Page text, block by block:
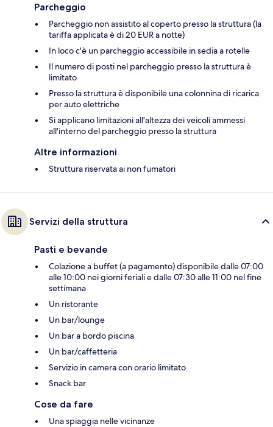
Parcheggio
Parcheggio non assistito al coperto presso la struttura (la
tariffa applicata è di 20 EUR a notte)
In loco c'è un parcheggio accessibile in sedia a rotelle
Il numero di posti nel parcheggio presso la struttura è
limitato
Presso la struttura è disponibile una colonnina di ricarica
per auto elettriche
Si applicano limitazioni all'altezza dei veicoli ammessi
all'interno del parcheggio presso la struttura
Altre informazioni
Struttura riservata ai non fumatori
Servizi della struttura
Pasti e bevande
Colazione a buffet (a pagamento) disponibile dalle 07:00
alle 10:00 nei giorni feriali e dalle 07:30 alle 11:00 nel fine
settimana
Un ristorante
Un bar/lounge
Un bar a bordo piscina
Un bar/caffetteria
Servizio in camera con orario limitato
Snack bar
Cose da fare
Una spiaggia nelle vicinanze